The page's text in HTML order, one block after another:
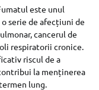
este unul
serie de afecțiuni de
cancerul de
respiratorii cronice.
riscul de a
la menținerea
lung.